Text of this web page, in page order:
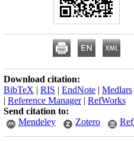
Download citation:
BibTeX | RIS | EndNote | Medlars
| Reference Manager| RefWorks
Send citation to:
Mendeley
Zotero